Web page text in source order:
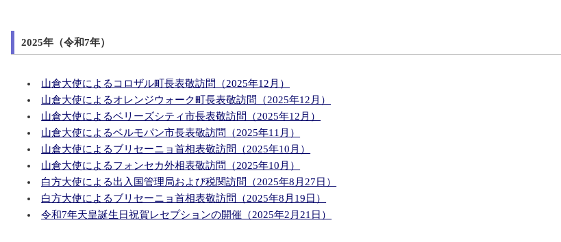
2025年（令和7年）
山倉大使によるコロザル町長表敬訪問（2025年12月）
山倉大使によるオレンジウォーク町長表敬訪問（2025年12月）
山倉大使によるベリーズシティ市長表敬訪問（2025年12月）
山倉大使によるベルモパン市長表敬訪問（2025年11月）
山倉大使によるブリセーニョ首相表敬訪問（2025年10月）
山倉大使によるフォンセカ外相表敬訪問（2025年10月）
白方大使による出入国管理局および税関訪問（2025年8月27日）
白方大使によるブリセーニョ首相表敬訪問（2025年8月19日）
令和7年天皇誕生日祝賀レセプションの開催（2025年2月21日）